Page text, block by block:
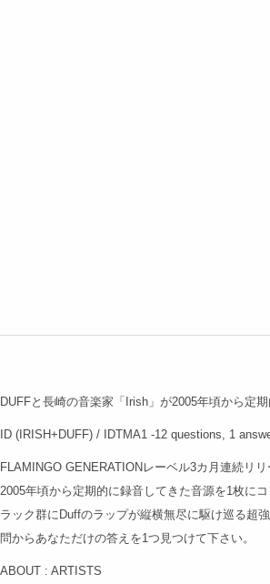
DUFFと長崎の音楽家「Irish」が2005年頃から定
ID (IRISH+DUFF) / IDTMA1 -12 questions, 1
FLAMINGO GENERATIONレーベル3カ月連続リ
2005年頃から定期的に録音してきた音源を1枚に
ラック群にDuffのラップが縦横無尽に駆け巡る超
問からあなただけの答えを1つ見つけて下さい。
ABOUT : ARTISTS